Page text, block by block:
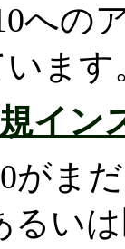
への
ます
イン
がま
るい